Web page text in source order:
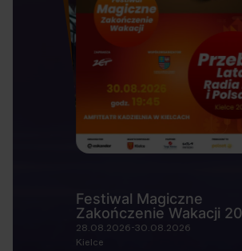
Festiwal Magiczne
Zakończenie Wakacji
28.08.2026-30.08.2026
Kielce